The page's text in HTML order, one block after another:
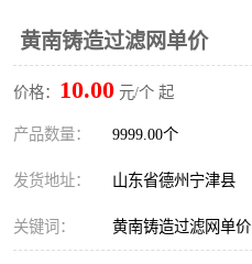
黄南铸造过滤网单价
价格： 10.00 元/个 起
产品数量： 9999.00个
发货地址： 山东省德州宁津县
关键词： 黄南铸造过滤网单价